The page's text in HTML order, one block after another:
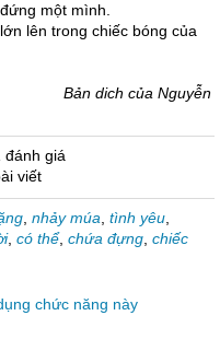
một mình.
lên trong chiếc bóng của
Nguyễn
đánh giá
viết
nhảy múa tình yêu
, có thể, chứa đựng chiếc
chức năng này